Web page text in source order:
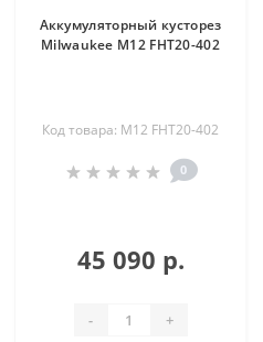
Аккумуляторный кусторез
Milwaukee M12 FHT20-402
Код товара: M12 FHT20-402
0
45 090 р.
- +